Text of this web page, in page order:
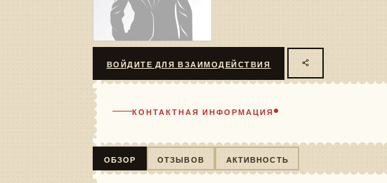
ВОЙДИТЕ ДЛЯ ВЗАИМОДЕЙСТВИЯ
КОНТАКТНАЯ ИНФОРМАЦИЯ
ОБЗОР ОТЗЫВОВ АКТИВНОСТЬ